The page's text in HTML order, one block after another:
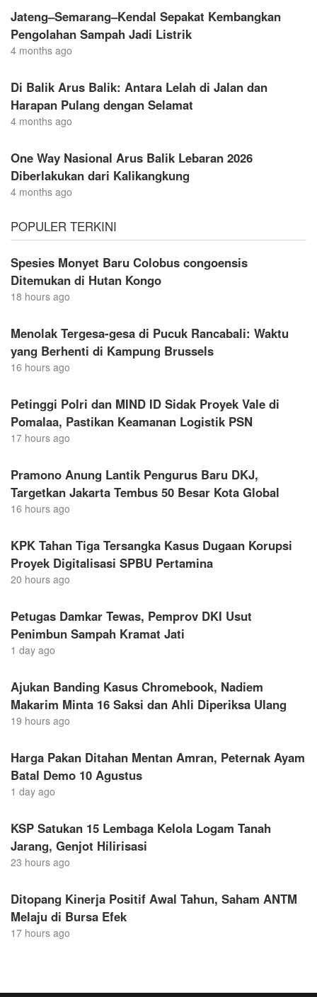
Jateng–Semarang–Kendal Sepakat Kembangkan
Pengolahan Sampah Jadi Listrik
4 months ago
Di Balik Arus Balik: Antara Lelah di Jalan dan
Harapan Pulang dengan Selamat
4 months ago
One Way Nasional Arus Balik Lebaran 2026
Diberlakukan dari Kalikangkung
4 months ago
POPULER TERKINI
Spesies Monyet Baru Colobus congoensis
Ditemukan di Hutan Kongo
18 hours ago
Menolak Tergesa-gesa di Pucuk Rancabali: Waktu
yang Berhenti di Kampung Brussels
16 hours ago
Petinggi Polri dan MIND ID Sidak Proyek Vale di
Pomalaa, Pastikan Keamanan Logistik PSN
17 hours ago
Pramono Anung Lantik Pengurus Baru DKJ,
Targetkan Jakarta Tembus 50 Besar Kota Global
16 hours ago
KPK Tahan Tiga Tersangka Kasus Dugaan Korupsi
Proyek Digitalisasi SPBU Pertamina
20 hours ago
Petugas Damkar Tewas, Pemprov DKI Usut
Penimbun Sampah Kramat Jati
1 day ago
Ajukan Banding Kasus Chromebook, Nadiem
Makarim Minta 16 Saksi dan Ahli Diperiksa Ulang
19 hours ago
Harga Pakan Ditahan Mentan Amran, Peternak Ayam
Batal Demo 10 Agustus
1 day ago
KSP Satukan 15 Lembaga Kelola Logam Tanah
Jarang, Genjot Hilirisasi
23 hours ago
Ditopang Kinerja Positif Awal Tahun, Saham ANTM
Melaju di Bursa Efek
17 hours ago